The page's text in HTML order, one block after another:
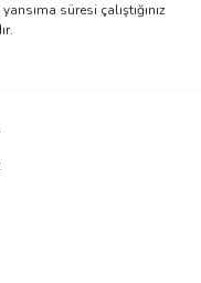
süresi çalıştığınız